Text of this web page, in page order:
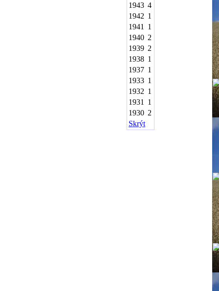
1943 4
1942 1
1941
1
1940 2
1939 2
1938 1
1937 1
1933 1
1932 1
1931
1
1930 2
Skrýt